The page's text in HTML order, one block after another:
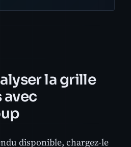
la grille
avec
disponible, chargez-le